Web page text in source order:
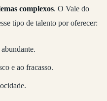
complexos. O Vale do
tipo de talento por oferecer:
e ao fracasso.